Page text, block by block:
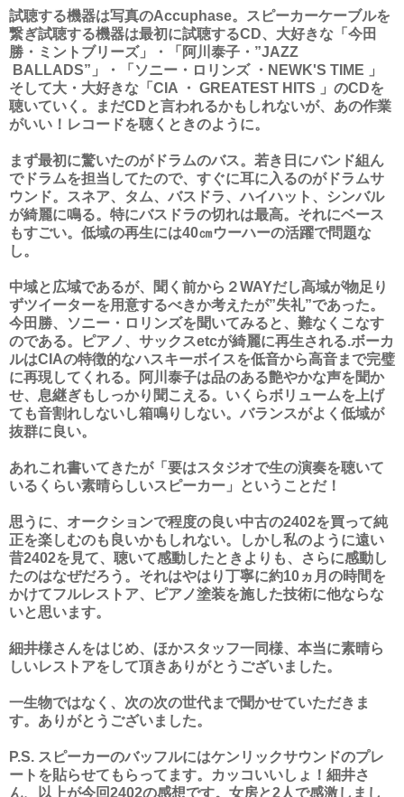
試聴する機器は写真のAccuphase。スピーカーケーブルを
繋ぎ試聴する機器は最初に試聴するCD、大好きな「今田
勝・ミントブリーズ」・「阿川泰子・”JAZZ
BALLADS”」・「ソニー・ロリンズ ・NEWK'S TIME 」
そして大・大好きな「CIA ・ GREATEST HITS 」のCDを
聴いていく。まだCDと言われるかもしれないが、あの作業
がいい！レコードを聴くときのように。
まず最初に驚いたのがドラムのバス。若き日にバンド組ん
でドラムを担当してたので、すぐに耳に入るのがドラムサ
ウンド。スネア、タム、バスドラ、ハイハット、シンバル
が綺麗に鳴る。特にバスドラの切れは最高。それにベース
もすごい。低域の再生には40㎝ウーハーの活躍で問題な
し。
中域と広域であるが、聞く前から２WAYだし高域が物足り
ずツイーターを用意するべきか考えたが”失礼”であった。
今田勝、ソニー・ロリンズを聞いてみると、難なくこなす
のである。ピアノ、サックスetcが綺麗に再生される.ボーカ
ルはCIAの特徴的なハスキーボイスを低音から高音まで完璧
に再現してくれる。阿川泰子は品のある艶やかな声を聞か
せ、息継ぎもしっかり聞こえる。いくらボリュームを上げ
ても音割れしないし箱鳴りしない。バランスがよく低域が
抜群に良い。
あれこれ書いてきたが「要はスタジオで生の演奏を聴いて
いるくらい素晴らしいスピーカー」ということだ！
思うに、オークションで程度の良い中古の2402を買って純
正を楽しむのも良いかもしれない。しかし私のように遠い
昔2402を見て、聴いて感動したときよりも、さらに感動し
たのはなぜだろう。それはやはり丁寧に約10ヵ月の時間を
かけてフルレストア、ピアノ塗装を施した技術に他ならな
いと思います。
細井様さんをはじめ、ほかスタッフ一同様、本当に素晴ら
しいレストアをして頂きありがとうございました。
一生物ではなく、次の次の世代まで聞かせていただきま
す。ありがとうございました。
P.S. スピーカーのバッフルにはケンリックサウンドのプレ
ートを貼らせてもらってます。カッコいいしょ！細井さ
ん、以上が今回2402の感想です。女房と2人で感激しまし